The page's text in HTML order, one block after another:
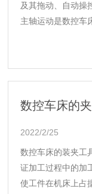
及其拖动、自动操
主轴运动是数控车
数控车床的
2022/2/25
数控车床的装夹工
证加工过程中的加
使工件在机床上占